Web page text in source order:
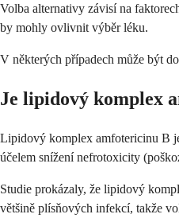
Volba alternativy závisí na
by mohly ovlivnit výběr léku.
V některých případech může být
Je lipidový komplex
Lipidový komplex amfotericinu B
účelem snížení nefrotoxicity
Studie prokázaly, že lipidový
většině plísňových infekcí, takže